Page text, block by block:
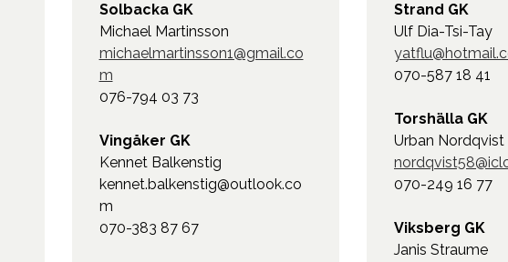
Solbacka GK
Michael Martinsson
michaelmartinsson1@gmail.co
m
076-794 03 73
Vingåker GK
Kennet Balkenstig
kennet.balkenstig@outlook.co
m
070-383 87 67
Strand GK
Ulf Dia-Tsi-Tay
070-587 18 41
Torshälla GK
Urban Nordqvist
070-249 16 77
Viksberg GK
Janis Straume